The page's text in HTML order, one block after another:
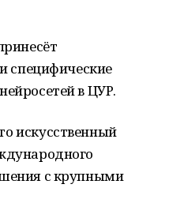
специфические
в ЦУР.
искусственный
с крупными